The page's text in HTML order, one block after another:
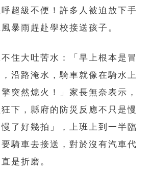
超級不便！許多人被迫放下手
暴雨趕赴學校接送孩子。
住大吐苦水：「早上根本是冒
沿路淹水，騎車就像在騎水上
突然熄火！」家長無奈表示，
下，縣府的防災反應不只是慢
了好幾拍」，上班上到一半臨
騎車去接送，對於沒有汽車代
是折磨。